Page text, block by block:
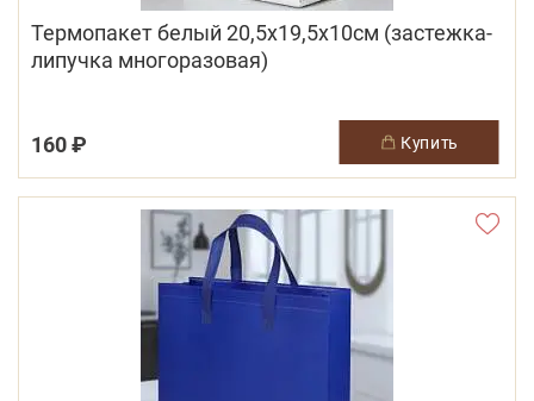
Термопакет белый 20,5х19,5х10см (застежка-
липучка многоразовая)
160 ₽ купить